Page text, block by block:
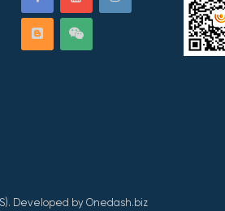
Developed by Onedash.biz